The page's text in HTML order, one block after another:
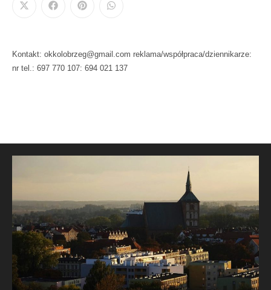
Kontakt: okkolobrzeg@gmail.com reklama/współpraca/dziennikarze:
nr tel.: 697 770 107: 694 021 137